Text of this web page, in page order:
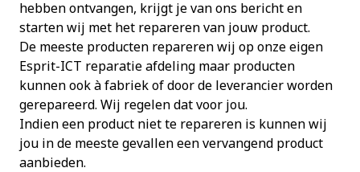
hebben ontvangen, krijgt je van ons bericht en
starten wij met het repareren van jouw product.
De meeste producten repareren wij op onze eigen
Esprit-ICT reparatie afdeling maar producten
kunnen ook à fabriek of door de leverancier worden
gerepareerd. Wij regelen dat voor jou.
Indien een product niet te repareren is kunnen wij
jou in de meeste gevallen een vervangend product
aanbieden.